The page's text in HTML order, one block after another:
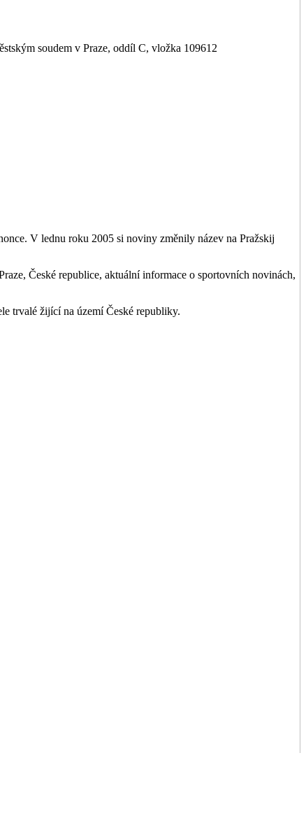
soudem v Praze, oddíl C, vložka 109612
V lednu roku 2005 si noviny změnily název na Pražskij
České republice, aktuální informace o sportovních novinách,
trvalé žijící na území České republiky.